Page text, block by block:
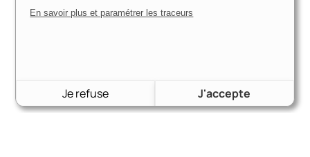
En savoir plus et paramétrer les traceurs
Je refuse J'accepte